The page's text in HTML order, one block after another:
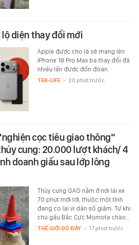
lộ diện thay đổi mới
Apple được cho là sẽ mang lên
iPhone 18 Pro Max ba thay đổi đã
nhiều lần được đồn đoán.
TEK-LIFE - 20 phút trước
cọc tiêu giao thông"
cung: 20.000 lượt khách/ 4
doanh giấu sau lớp lông
Thủy cung GAO nằm ở nơi lái xe
70 phút mới tới, thuộc một tỉnh
đang co lại vì dân số giảm. Từ khi
chú gấu Bắc Cực Momota chào…
THẾ GIỚI ĐÓ ĐÂY - 17 phút trước